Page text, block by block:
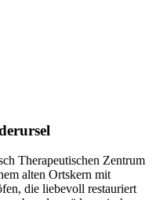
Therapeutischen Zentrum
alten Ortskern mit
die liebevoll restauriert